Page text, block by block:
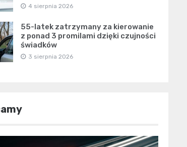
4 sierpnia 2026
55-latek zatrzymany za kierowanie
z ponad 3 promilami dzięki czujności
świadków
3 sierpnia 2026